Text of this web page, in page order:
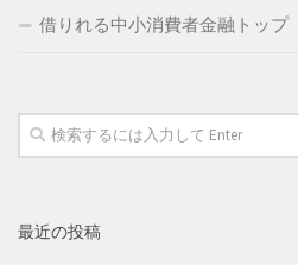
借りれる中小消費者金融トップ
最近の投稿